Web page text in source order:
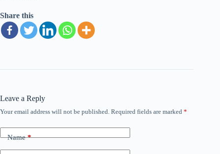
Share this
Leave a Reply
Your email address will not be published. Required fields are marked *
Name*